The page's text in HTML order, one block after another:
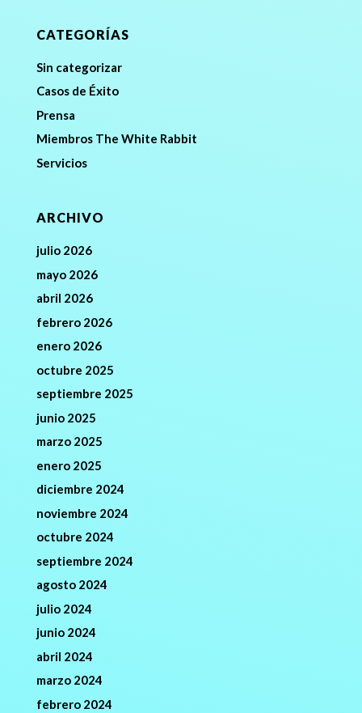
CATEGORÍAS
Sin categorizar
Casos de Éxito
Prensa
Miembros The White Rabbit
Servicios
ARCHIVO
julio 2026
mayo 2026
abril 2026
febrero 2026
enero 2026
octubre 2025
septiembre 2025
junio 2025
marzo 2025
enero 2025
diciembre 2024
noviembre 2024
octubre 2024
septiembre 2024
agosto 2024
julio 2024
junio 2024
abril 2024
marzo 2024
febrero 2024